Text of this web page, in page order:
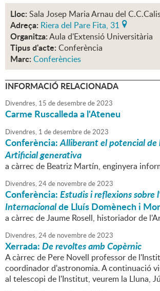
Lloc: Sala Josep Maria Arnau del
Adreça: Riera del Pare Fita, 31
Organitza:Aula d'Extensió Universitària
Tipus d'acte: Conferència
Marc: Conferències
INFORMACIÓ RELACIONADA
Divendres, 15 dedesembrede2023
Carme Ruscalleda a l'Ateneu
Divendres, 1 dedesembrede2023
Conferència:Alliberant el potencial de
Artificial generativa
a càrrec de Beatriz Martín, enginyera
Divendres,24de novembrede2023
Conferència:Estudis i reflexions sobre
Internacionalde Lluís Domènech i
a càrrec de Jaume Rosell, historiador de
Divendres,24de novembrede2023
Xerrada:De revoltes amb Copèrnic
A càrrec de Pere Novell professor de
coordinador d'astronomia. A continuació
al telescopi de l'Institut, veurem la Lluna,